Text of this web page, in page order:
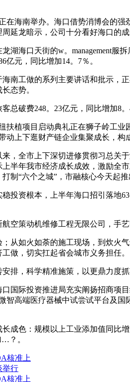
海南举办。海口借势消博会的强
延龙暗示，公司十分看好海口的
海口天街的w。management服
元，同比增加14。7％。
工做的系列主要讲话和批示，
态势。
破费248。23亿元，同比增加8。
项目启动典礼正在狮子岭工业
动上下逛财产链企业集聚成长，
全市上下深切进修贯彻习总关
半年我市经济成长成效，激励
制“六个之城”，市融核心今天起
资根本，上半年海口招引落地
策动机维修工程无限公司，手艺
如火如荼的施工现场，到炊火
做，切实扛起省会城市义务担任。
，科学精准施策，以更鼎力度抓
际投资推进局充实阐扬招商项
智高端医疗器械中试尝试平台及
色：规模以上工业添加值同比增
？。
核准上
举行
核准上